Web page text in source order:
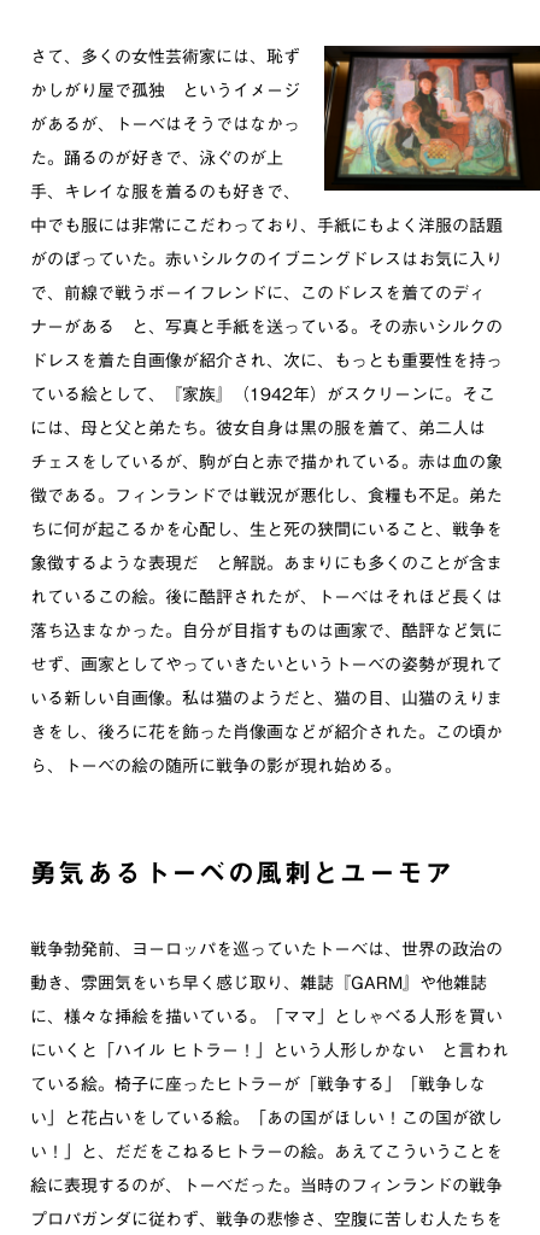
さて、多くの女性芸術家には、恥ず
かしがり屋で孤独 というイメージ
があるが、トーベはそうではなかっ
た。踊るのが好きで、泳ぐのが上
手、キレイな服を着るのも好きで、
中でも服には非常にこだわっており、手紙にもよく洋服の話題
がのぼっていた。赤いシルクのイブニングドレスはお気に入り
で、前線で戦うボーイフレンドに、このドレスを着てのディ
ナーがある と、写真と手紙を送っている。その赤いシルクの
ドレスを着た自画像が紹介され、次に、もっとも重要性を持っ
ている絵として、『家族』（1942年）がスクリーンに。そこ
には、母と父と弟たち。彼女自身は黒の服を着て、弟二人は
チェスをしているが、駒が白と赤で描かれている。赤は血の象
徴である。フィンランドでは戦況が悪化し、食糧も不足。弟た
ちに何が起こるかを心配し、生と死の狭間にいること、戦争を
象徴するような表現だ と解説。あまりにも多くのことが含ま
れているこの絵。後に酷評されたが、トーベはそれほど長くは
落ち込まなかった。自分が目指すものは画家で、酷評など気に
せず、画家としてやっていきたいというトーベの姿勢が現れて
いる新しい自画像。私は猫のようだと、猫の目、山猫のえりま
きをし、後ろに花を飾った肖像画などが紹介された。この頃か
ら、トーベの絵の随所に戦争の影が現れ始める。
勇気あるトーベの風刺とユーモア
戦争勃発前、ヨーロッパを巡っていたトーベは、世界の政治の
動き、雰囲気をいち早く感じ取り、雑誌『GARM』や他雑誌
に、様々な挿絵を描いている。「ママ」としゃべる人形を買い
にいくと「ハイル ヒトラー！」という人形しかない と言われ
ている絵。椅子に座ったヒトラーが「戦争する」「戦争しな
い」と花占いをしている絵。「あの国がほしい！この国が欲し
い！」と、だだをこねるヒトラーの絵。あえてこういうことを
絵に表現するのが、トーベだった。当時のフィンランドの戦争
プロパガンダに従わず、戦争の悲惨さ、空腹に苦しむ人たちを